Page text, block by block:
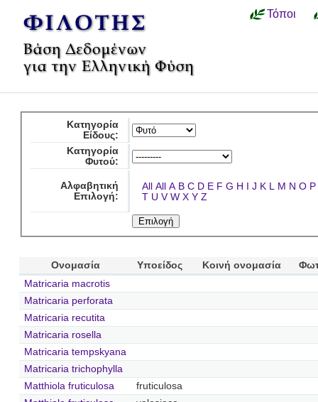
Τόποι
Κατηγορία
Είδους:
Κατηγορία
Φυτού:
Αλφαβητική
Επιλογή:
All All A B C D E F G H I J K L M N O P
T U V W X Y Z
Ονομασία Υποείδος Κοινή ονομασία
Matricaria macrotis
Matricaria perforata
Matricaria recutita
Matricaria rosella
Matricaria tempskyana
Matricaria trichophylla
Matthiola fruticulosa
fruticulosa